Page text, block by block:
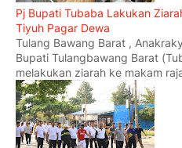
Pj Bupati Tubaba Lakukan
Tiyuh Pagar Dewa
Tulang Bawang Barat ,
Bupati Tulangbawang Barat
melakukan ziarah ke makam